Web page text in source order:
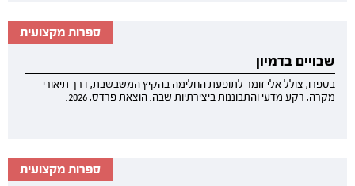
ספרות מקצועית
שבויים בדמיון
בספרו, צולל אלי זומר לתופעת החלימה בהקיץ המשבשבת, דרך תיאורי
מקרה, רקע מדעי והתבוננות ביצירתיות שבה. הוצאת פרדס, 2026.
ספרות מקצועית